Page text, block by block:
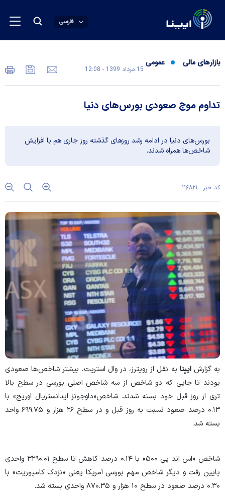
فارسی
بازارهای مالی عمومی
15 مرداد 1399 - 12:08
تداوم موج صعودی بورس‌های دنیا
بورس‌های دنیا در ادامه رشد روزهای گذشته روز جاری هم با افزایش
شاخص‌ها همراه شدند.
کد خبر : ۱۱۶۸۲۱
به گزارشایبِنا به نقل از رویترز، در وال استریت، بیشتر شاخص‌ها صعودی
بودند تا جایی که دو شاخص از سه شاخص اصلی بورسی در سطح بالا
تری از روز قبل خود بسته شدند. شاخص«داوجونز ایدانستریال اوریج» با
۰.۱۳ درصد صعود نسبت به روز قبل و در سطح ۲۶ هزار و ۶۹۹.۷۵ واحد
بسته شد.
شاخص «اس اند پی ۵۰۰» با ۰.۱۴ درصد کاهش تا سطح ۳۲۹۰.۰۱ واحدی
پایین رفت و دیگر شاخص مهم بورسی آمریکا یعنی «نزدک کامپوزیت» با
۰.۳۰ درصد صعود در سطح ۱۰ هزار و ۸۷۰.۳۵ واحدی بسته شد.